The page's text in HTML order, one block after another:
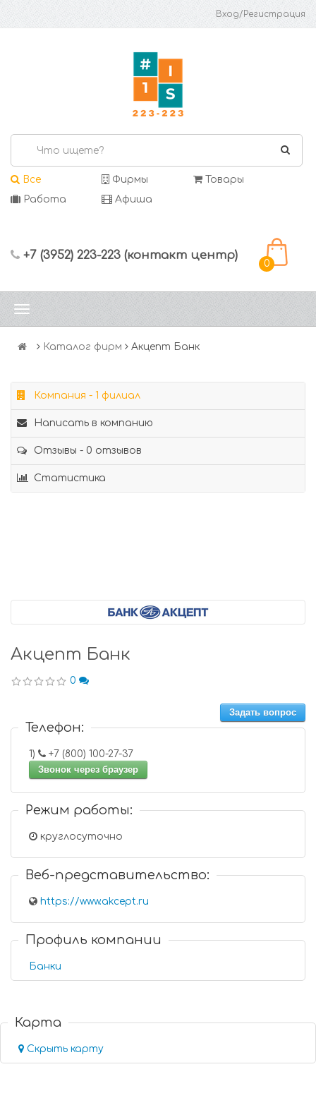
Вход/Регистрация
Все Фирмы
Товары
Работа
Афиша
+7 (3952) 223-223 (контакт центр)
0
Каталог фирм Акцепт Банк
Компания - 1 филиал
Написать в компанию
Отзывы - 0 отзывов
Статистика
Акцепт Банк
0
Задать вопрос
Телефон:
1)
+7 (800) 100-27-37
Звонок через браузер
Режим работы:
круглосуточно
Веб-представительство:
https://www.akcept.ru
Профиль компании
Банки
Карта
Скрыть карту